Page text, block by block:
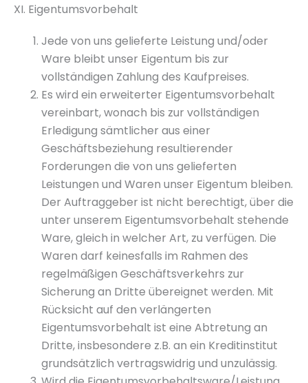
XI. Eigentumsvorbehalt
Jede von uns gelieferte Leistung und/oder
Ware bleibt unser Eigentum bis zur
vollständigen Zahlung des Kaufpreises.
Es wird ein erweiterter Eigentumsvorbehalt
vereinbart, wonach bis zur vollständigen
Erledigung sämtlicher aus einer
Geschäftsbeziehung resultierender
Forderungen die von uns gelieferten
Leistungen und Waren unser Eigentum bleiben.
Der Auftraggeber ist nicht berechtigt, über die
unter unserem Eigentumsvorbehalt stehende
Ware, gleich in welcher Art, zu verfügen. Die
Waren darf keinesfalls im Rahmen des
regelmäßigen Geschäftsverkehrs zur
Sicherung an Dritte übereignet werden. Mit
Rücksicht auf den verlängerten
Eigentumsvorbehalt ist eine Abtretung an
Dritte, insbesondere z.B. an ein Kreditinstitut
grundsätzlich vertragswidrig und unzulässig.